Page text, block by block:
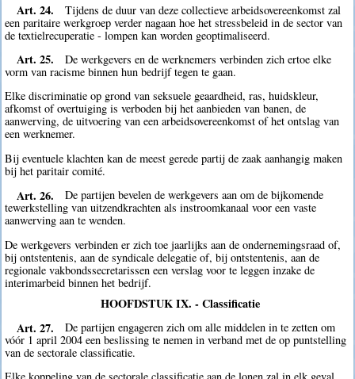
Art. 24.
Tijdens de duur van deze collectieve arbeidsovereenkomst zal
een paritaire werkgroep verder nagaan hoe het stressbeleid in de sector van
de textielrecuperatie - lompen kan worden geoptimaliseerd.
Art. 25.
De werkgevers en de werknemers verbinden zich ertoe elke
vorm van racisme binnen hun bedrijf tegen te gaan.
Elke discriminatie op grond van seksuele geaardheid, ras, huidskleur,
afkomst of overtuiging is verboden bij het aanbieden van banen, de
aanwerving, de uitvoering van een arbeidsovereenkomst of het ontslag van
een werknemer.
Bij eventuele klachten kan de meest gerede partij de zaak aanhangig maken
bij het paritair comité.
Art. 26.
De partijen bevelen de werkgevers aan om de bijkomende
tewerkstelling van uitzendkrachten als instroomkanaal voor een vaste
aanwerving aan te wenden.
De werkgevers verbinden er zich toe jaarlijks aan de ondernemingsraad of,
bij ontstentenis, aan de syndicale delegatie of, bij ontstentenis, aan de
regionale vakbondssecretarissen een verslag voor te leggen inzake de
interimarbeid binnen het bedrijf.
HOOFDSTUK IX. - Classificatie
Art. 27.
De partijen engageren zich om alle middelen in te zetten om
vóór 1 april 2004 een beslissing te nemen in verband met de op puntstelling
van de sectorale classificatie.